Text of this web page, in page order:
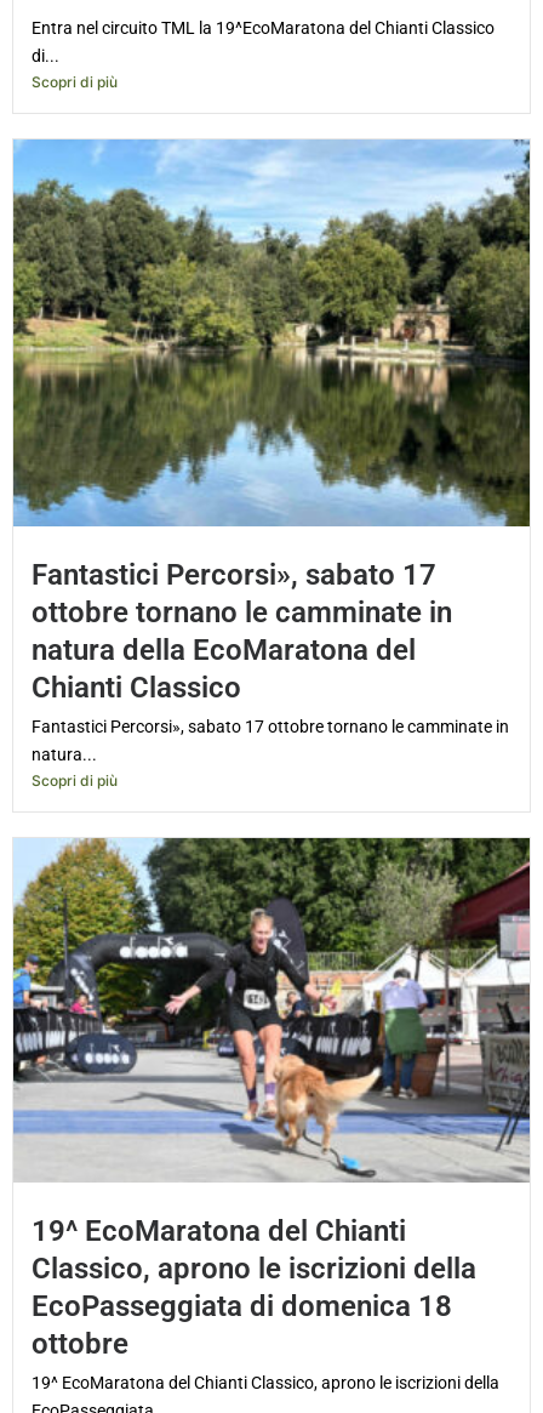
Entra nel circuito TML la 19^EcoMaratona del Chianti Classico
di...
Scopri di più
Fantastici Percorsi», sabato 17
ottobre tornano le camminate in
natura della EcoMaratona del
Chianti Classico
Fantastici Percorsi», sabato 17 ottobre tornano le camminate in
natura...
Scopri di più
19^ EcoMaratona del Chianti
Classico, aprono le iscrizioni della
EcoPasseggiata di domenica 18
ottobre
19^ EcoMaratona del Chianti Classico, aprono le iscrizioni della